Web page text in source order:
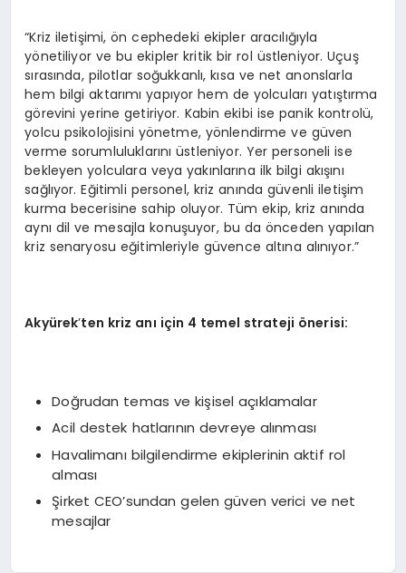
“Kriz iletişimi, ön cephedeki ekipler aracılığıyla
yönetiliyor ve bu ekipler kritik bir rol üstleniyor. Uçuş
sırasında, pilotlar soğukkanlı, kısa ve net anonslarla
hem bilgi aktarımı yapıyor hem de yolcuları yatıştırma
görevini yerine getiriyor. Kabin ekibi ise panik kontrolü,
yolcu psikolojisini yönetme, yönlendirme ve güven
verme sorumluluklarını üstleniyor. Yer personeli ise
bekleyen yolculara veya yakınlarına ilk bilgi akışını
sağlıyor. Eğitimli personel, kriz anında güvenli iletişim
kurma becerisine sahip oluyor. Tüm ekip, kriz anında
aynı dil ve mesajla konuşuyor, bu da önceden yapılan
kriz senaryosu eğitimleriyle güvence altına alınıyor.”
Akyürek’ten kriz anı için 4 temel strateji önerisi:
Doğrudan temas ve kişisel açıklamalar
Acil destek hatlarının devreye alınması
Havalimanı bilgilendirme ekiplerinin aktif rol
alması
Şirket CEO’sundan gelen güven verici ve net
mesajlar